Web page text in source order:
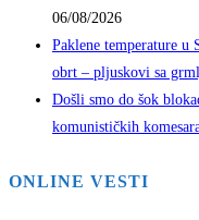
06/08/2026
Paklene temperature u
obrt – pljuskovi sa
Došli smo do šok
komunističkih
ONLINE VESTI